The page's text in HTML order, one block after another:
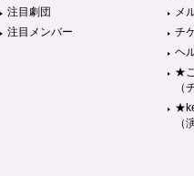
注目劇団
注目メンバー
メ
チ
ヘ
★
（
（